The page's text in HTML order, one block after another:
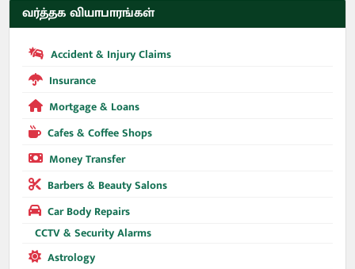
வர்த்தக வியாபாரங்கள்
Accident & Injury Claims
Insurance
Mortgage & Loans
Cafes & Coffee Shops
Money Transfer
Barbers & Beauty Salons
Car Body Repairs
CCTV & Security Alarms
Astrology